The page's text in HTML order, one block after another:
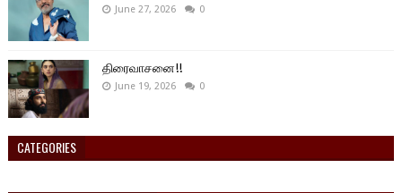
June 27, 2026 0
திரைவாசனை!!
June 19, 2026 0
CATEGORIES